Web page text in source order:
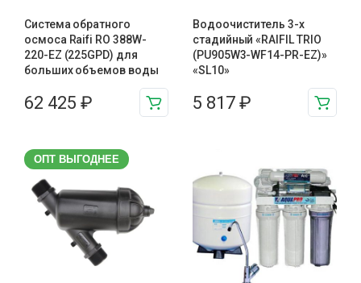
Система обратного
осмоса Raifi RO 388W-
220-EZ (225GPD) для
больших объемов воды
62 425 ₽
Водоочиститель 3-х
стадийный «RAIFIL TRIO
(PU905W3-WF14-PR-EZ)»
«SL10»
5 817 ₽
ОПТ ВЫГОДНЕЕ